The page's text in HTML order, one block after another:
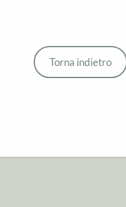
Torna indietro